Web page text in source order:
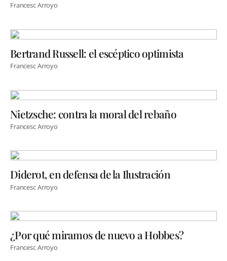
Francesc Arroyo
Bertrand Russell: el escéptico optimista
Francesc Arroyo
Nietzsche: contra la moral del rebaño
Francesc Arroyo
Diderot, en defensa de la Ilustración
Francesc Arroyo
¿Por qué miramos de nuevo a Hobbes?
Francesc Arroyo